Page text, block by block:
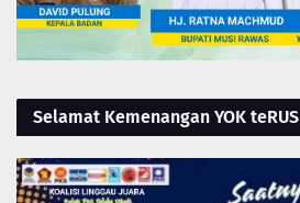
Selamat Kemenangan YOK teRUS